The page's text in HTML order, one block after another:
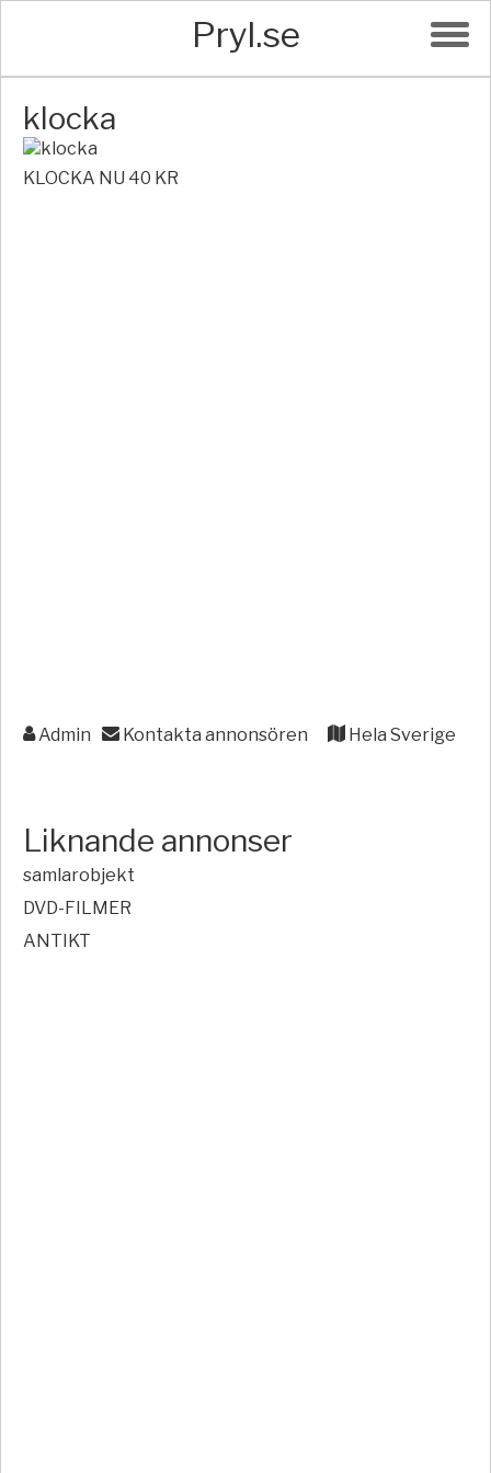
Pryl.se
klocka
KLOCKA NU 40 KR
Admin Kontakta annonsören Hela Sverige
Liknande annonser
samlarobjekt
DVD-FILMER
ANTIKT